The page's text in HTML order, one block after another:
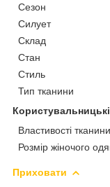
Сезон
Силует
Склад
Стан
Стиль
Тип тканини
Властивості тканини
Розмір жіночого
Приховати